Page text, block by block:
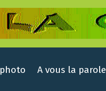
A vous la parole